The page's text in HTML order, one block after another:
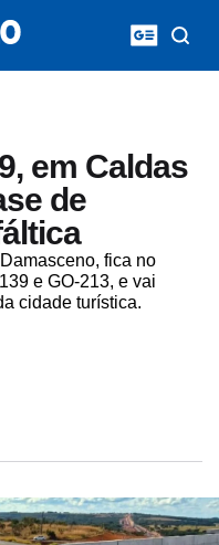
em Caldas
de
fica no
e GO-213, e vai
cidade turística.